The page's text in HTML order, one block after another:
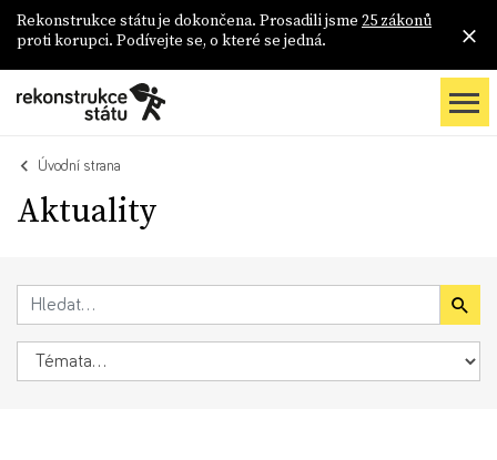
Rekonstrukce státu je dokončena. Prosadili jsme 25 zákonů
proti korupci. Podívejte se, o které se jedná.
Úvodní strana
Aktuality